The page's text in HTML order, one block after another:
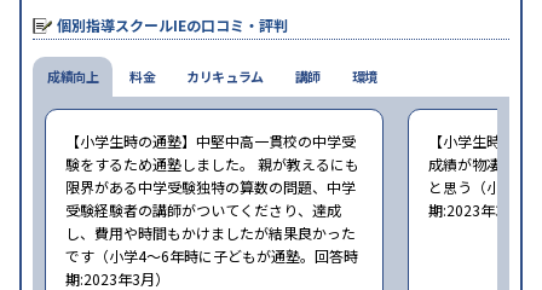
個別指導スクールIEの口コミ・評判
成績向上
【小学生時の通塾】中堅中高一貫校の中学受
験をするため通塾しました。 親が教えるにも
限界がある中学受験独特の算数の問題、中学
受験経験者の講師がついてくださり、達成
し、費用や時間もかけましたが結果良かった
です（小学4〜6年時に子どもが通塾。回答時
期:2023年3月）
【小学生時の通
成績が物凄く悪
と思う（小学6
期:2023年3月）
料金 カリキュラム 講師 環境